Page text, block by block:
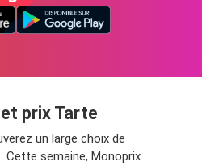
prix Tarte
un large choix de
Cette semaine, Monoprix